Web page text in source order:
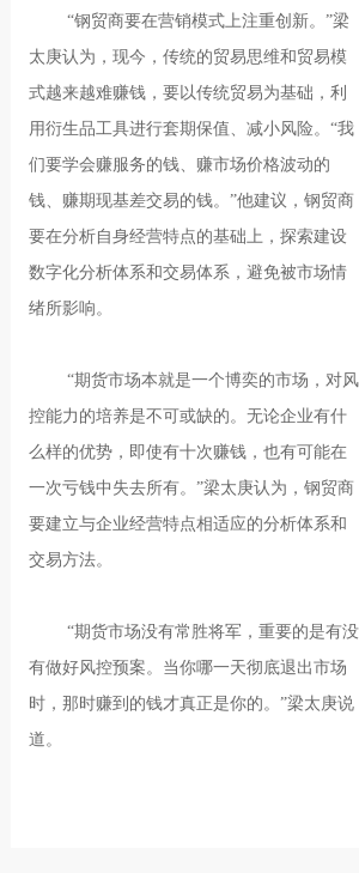
“钢贸商要在营销模式上注重创新。”梁
太庚认为，现今，传统的贸易思维和贸易模
式越来越难赚钱，要以传统贸易为基础，利
用衍生品工具进行套期保值、减小风险。“我
们要学会赚服务的钱、赚市场价格波动的
钱、赚期现基差交易的钱。”他建议，钢贸商
要在分析自身经营特点的基础上，探索建设
数字化分析体系和交易体系，避免被市场情
绪所影响。
“期货市场本就是一个博奕的市场，对风
控能力的培养是不可或缺的。无论企业有什
么样的优势，即使有十次赚钱，也有可能在
一次亏钱中失去所有。”梁太庚认为，钢贸商
要建立与企业经营特点相适应的分析体系和
交易方法。
“期货市场没有常胜将军，重要的是有没
有做好风控预案。当你哪一天彻底退出市场
时，那时赚到的钱才真正是你的。”梁太庚说
道。